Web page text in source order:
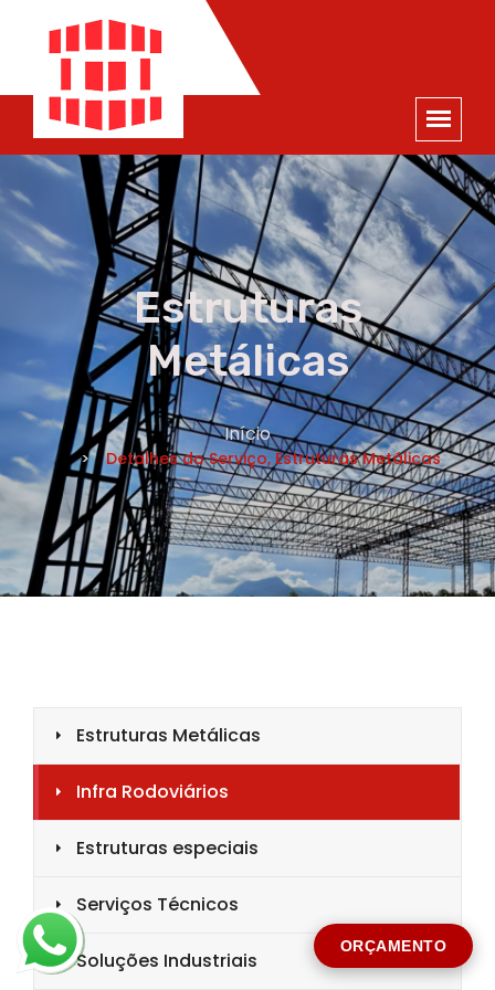
ORÇAMENTO
×
ORÇAMENTO
NOME *
E-MAIL *
TELEFONE *
CIDADE *
MENSAGEM *
Solicitar Orçamento